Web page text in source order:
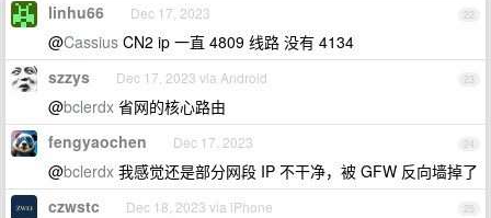
22
linhu66 Dec 17, 2023
@Cassius CN2 ip 一直 4809 线路 没有 4134
23
szzys Dec 17, 2023 via Android
@bclerdx 省网的核心路由
24
fengyaochen Dec 17, 2023
@bclerdx 我感觉还是部分网段 IP 不干净，被 GFW 反向墙掉了
25
czwstc Dec 18, 2023 via iPhone